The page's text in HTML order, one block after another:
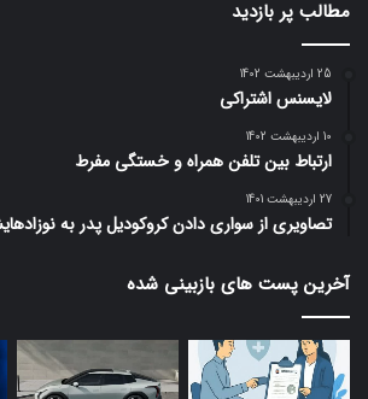
مطالب پر بازدید
25 اردیبهشت 1402
لایسنس اشتراکی
10 اردیبهشت 1402
ارتباط بین تلفن همراه و خستگی مفرط
27 اردیبهشت 1401
تصاویری از سواری دادن کروکودیل پدر به
آخرین پست های بازبینی شده